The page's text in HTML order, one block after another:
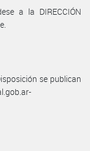
a la DIRECCIÓN
se publican